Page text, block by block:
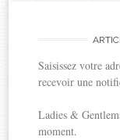
Saisissez votre
recevoir une
Ladies &
moment.